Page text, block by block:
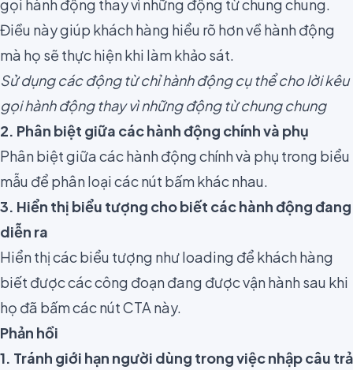
gọi hành động thay vì những động từ chung chung.
Điều này giúp khách hàng hiểu rõ hơn về hành động
mà họ sẽ thực hiện khi làm khảo sát.
Sử dụng các động từ chỉ hành động cụ thể cho lời kêu
gọi hành động thay vì những động từ chung chung
2. Phân biệt giữa các hành động chính và phụ
Phân biệt giữa các hành động chính và phụ trong biểu
mẫu để phân loại các nút bấm khác nhau.
3. Hiển thị biểu tượng cho biết các hành động đang
diễn ra
Hiển thị các biểu tượng như loading để khách hàng
biết được các công đoạn đang được vận hành sau khi
họ đã bấm các nút CTA này.
Phản hồi
1. Tránh giới hạn người dùng trong việc nhập câu trả